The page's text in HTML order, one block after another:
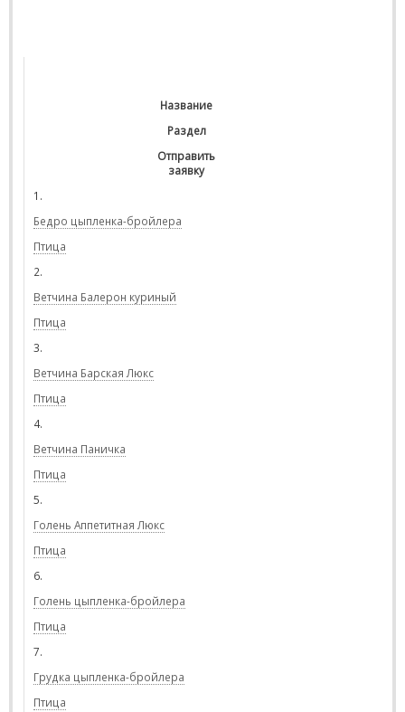
Название
Раздел
Отправить
заявку
1.
Бедро цыпленка-бройлера
Птица
2.
Ветчина Балерон куриный
Птица
3.
Ветчина Барская Люкс
Птица
4.
Ветчина Паничка
Птица
5.
Голень Аппетитная Люкс
Птица
6.
Голень цыпленка-бройлера
Птица
7.
Грудка цыпленка-бройлера
Птица